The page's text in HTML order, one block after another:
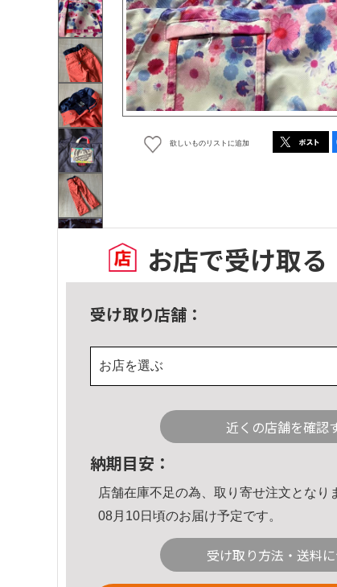
欲しいものリストに追加
お店で受け取る
受け取り店舗：
お店を選ぶ
近くの店舗を確認
納期目安：
店舗在庫不足の為、取り寄せ注文となり
08月10日頃のお届け予定です。
受け取り方法・送料